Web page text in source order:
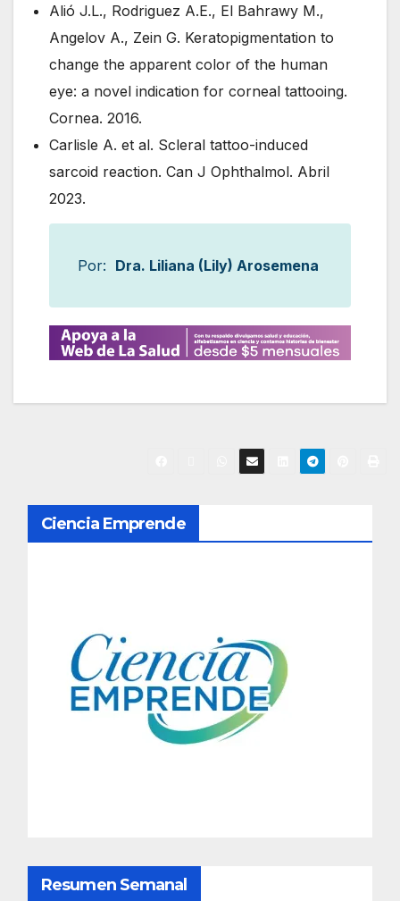
Alió J.L., Rodriguez A.E., El Bahrawy M.,
Angelov A., Zein G. Keratopigmentation to
change the apparent color of the human
eye: a novel indication for corneal tattooing.
Cornea. 2016.
Carlisle A. et al. Scleral tattoo-induced
sarcoid reaction. Can J Ophthalmol. Abril
2023.
Por: Dra. Liliana (Lily) Arosemena
N
a
d
Ciencia Emprende
Resumen Semanal